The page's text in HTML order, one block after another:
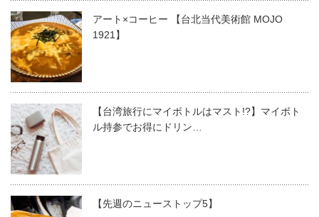
アート×コーヒー 【台北当代美術館 MOJO
1921】
【台湾旅行にマイボトルはマスト!?】マイボト
ル持参でお得にドリン…
【先週のニューストップ5】